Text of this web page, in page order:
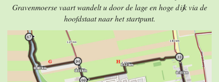
Gravenmoerse vaart wandelt u door de lage en hoge dijk via de
hoofdstaat naar het startpunt.